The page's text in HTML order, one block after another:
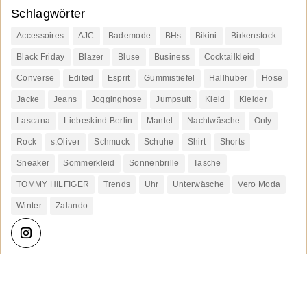
Schlagwörter
Accessoires AJC Bademode BHs Bikini Birkenstock
Black Friday Blazer Bluse Business Cocktailkleid
Converse Edited Esprit Gummistiefel Hallhuber Hose
Jacke Jeans Jogginghose Jumpsuit Kleid Kleider
Lascana Liebeskind Berlin Mantel Nachtwäsche Only
Rock s.Oliver Schmuck Schuhe Shirt Shorts
Sneaker Sommerkleid Sonnenbrille Tasche
TOMMY HILFIGER Trends Uhr Unterwäsche Vero Moda
Winter Zalando